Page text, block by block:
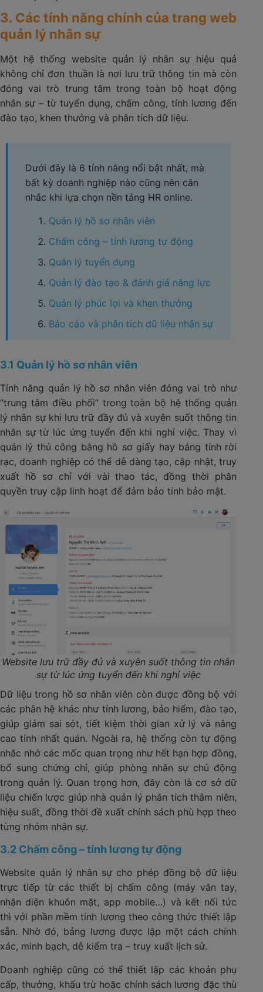
3. Các tính năng chính của trang web
quản lý nhân sự
Một hệ thống website quản lý nhân sự hiệu quả
không chỉ đơn thuần là nơi lưu trữ thông tin mà còn
đóng vai trò trung tâm trong toàn bộ hoạt động
nhân sự – từ tuyển dụng, chấm công, tính lương đến
đào tạo, khen thưởng và phân tích dữ liệu.
Dưới đây là 6 tính năng nổi bật nhất, mà
bất kỳ doanh nghiệp nào cũng nên cân
nhắc khi lựa chọn nền tảng HR online.
Quản lý hồ sơ nhân viên
Chấm công – tính lương tự động
Quản lý tuyển dụng
Quản lý đào tạo & đánh giá năng lực
Quản lý phúc lợi và khen thưởng
Báo cáo và phân tích dữ liệu nhân sự
3.1 Quản lý hồ sơ nhân viên
Tính năng quản lý hồ sơ nhân viên đóng vai trò như
“trung tâm điều phối” trong toàn bộ hệ thống quản
lý nhân sự khi lưu trữ đầy đủ và xuyên suốt thông tin
nhân sự từ lúc ứng tuyển đến khi nghỉ việc. Thay vì
quản lý thủ công bằng hồ sơ giấy hay bảng tính rời
rạc, doanh nghiệp có thể dễ dàng tạo, cập nhật, truy
xuất hồ sơ chỉ với vài thao tác, đồng thời phân
quyền truy cập linh hoạt để đảm bảo tính bảo mật.
Website lưu trữ đầy đủ và xuyên suốt thông tin nhân
sự từ lúc ứng tuyển đến khi nghỉ việc
Dữ liệu trong hồ sơ nhân viên còn được đồng bộ với
các phân hệ khác như tính lương, bảo hiểm, đào tạo,
giúp giảm sai sót, tiết kiệm thời gian xử lý và nâng
cao tính nhất quán. Ngoài ra, hệ thống còn tự động
nhắc nhở các mốc quan trọng như hết hạn hợp đồng,
bổ sung chứng chỉ, giúp phòng nhân sự chủ động
trong quản lý. Quan trọng hơn, đây còn là cơ sở dữ
liệu chiến lược giúp nhà quản lý phân tích thâm niên,
hiệu suất, đồng thời đề xuất chính sách phù hợp theo
từng nhóm nhân sự.
3.2 Chấm công – tính lương tự động
Website quản lý nhân sự cho phép đồng bộ dữ liệu
trực tiếp từ các thiết bị chấm công (máy vân tay,
nhận diện khuôn mặt, app mobile…) và kết nối tức
thì với phần mềm tính lương theo công thức thiết lập
sẵn. Nhờ đó, bảng lương được lập một cách chính
xác, minh bạch, dễ kiểm tra – truy xuất lịch sử.
Doanh nghiệp cũng có thể thiết lập các khoản phụ
cấp, thưởng, khấu trừ hoặc chính sách lương đặc thù